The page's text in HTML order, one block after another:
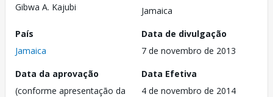
Gibwa A. Kajubi
Jamaica
País
Jamaica
Data de divulgação
7 de novembro de 2013
Data da aprovação
(conforme apresentação da
Data Efetiva
4 de novembro de 2014